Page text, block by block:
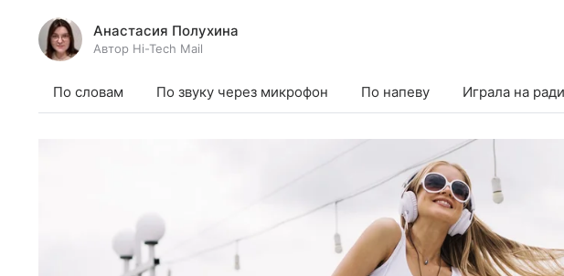
Анастасия Полухина
Автор Hi-Tech Mail
По словам По звуку через микрофон По напеву Играла на